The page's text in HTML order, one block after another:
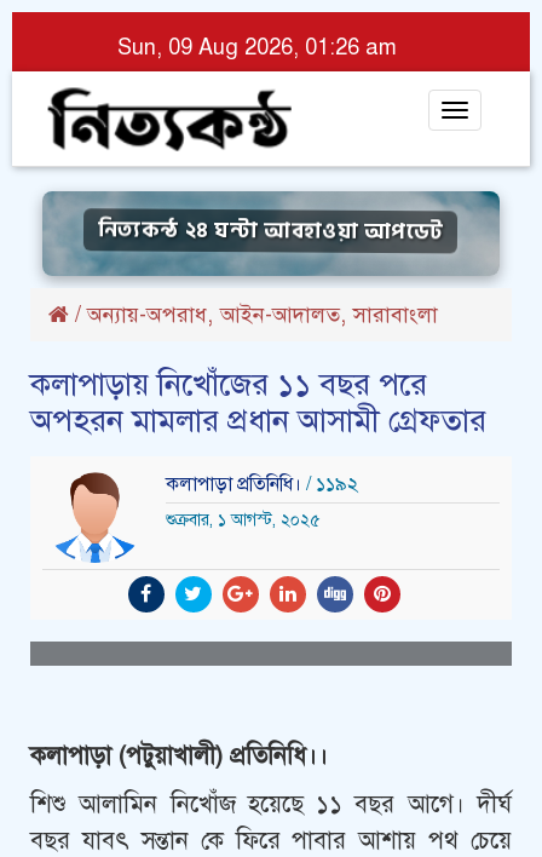
Sun, 09 Aug 2026, 01:26 am
Toggle
নিত্যকন্ঠ ২৪ ঘন্টা আবহাওয়া আপডেট
/অন্যায়-অপরাধ,আইন-আদালত,সারাবাংলা
কলাপাড়ায় নিখোঁজের ১১ বছর পরে
অপহরন মামলার প্রধান আসামী গ্রেফতার
কলাপাড়া প্রতিনিধি। / ১১৯২
শুক্রবার, ১ আগস্ট, ২০২৫
কলাপাড়া (পটুয়াখালী) প্রতিনিধি।।
শিশু আলামিন নিখোঁজ হয়েছে ১১ বছর আগে। দীর্ঘ
বছর যাবৎ সন্তান কে ফিরে পাবার আশায় পথ চেয়ে